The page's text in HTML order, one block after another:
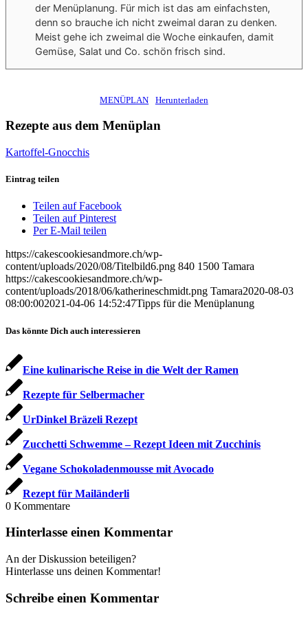
der Menüplanung. Für mich ist das am einfachsten,
denn so brauche ich nicht zweimal daran zu denken.
Meist gehe ich zweimal die Woche einkaufen, damit
Gemüse, Salat und Co. schön frisch sind.
MENÜPLAN Herunterladen
Rezepte aus dem Menüplan
Kartoffel-Gnocchis
Eintrag teilen
Teilen auf Facebook
Teilen auf Pinterest
Per E-Mail teilen
https://cakescookiesandmore.ch/wp-
content/uploads/2020/08/Titelbild6.png 840 1500 Tamara
https://cakescookiesandmore.ch/wp-
content/uploads/2018/06/katherineschmidt.png Tamara2020-08-03
08:00:002021-04-06 14:52:47Tipps für die Menüplanung
Das könnte Dich auch interessieren
Eine kulinarische Reise in die Welt der Ramen
Rezepte für Selbermacher
UrDinkel Bräzeli Rezept
Zucchetti Schwemme – Rezept Ideen mit Zucchinis
Vegane Schokoladenmousse mit Avocado
Rezept für Mailänderli
0 Kommentare
Hinterlasse einen Kommentar
An der Diskussion beteiligen?
Hinterlasse uns deinen Kommentar!
Schreibe einen Kommentar